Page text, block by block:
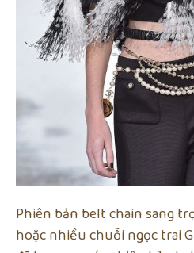
Phiên bản belt chain sang
hoặc nhiều chuỗi ngọc trai